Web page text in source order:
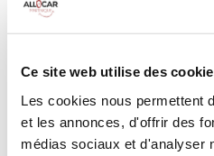
Ce site web utilise des
Les cookies nous permettent
et les annonces, d'offrir des
médias sociaux et d'analyser
INCLUS À LA